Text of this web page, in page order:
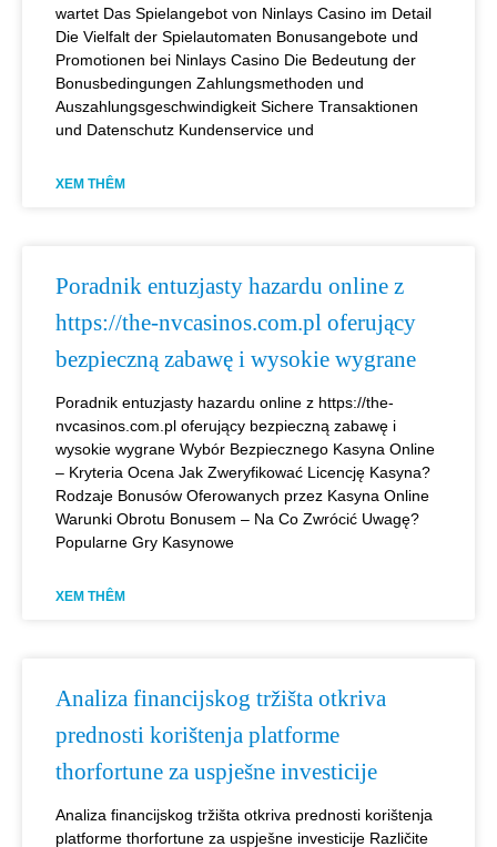
wartet Das Spielangebot von Ninlays Casino im Detail
Die Vielfalt der Spielautomaten Bonusangebote und
Promotionen bei Ninlays Casino Die Bedeutung der
Bonusbedingungen Zahlungsmethoden und
Auszahlungsgeschwindigkeit Sichere Transaktionen
und Datenschutz Kundenservice und
XEM THÊM
Poradnik entuzjasty hazardu online z
https://the-nvcasinos.com.pl oferujący
bezpieczną zabawę i wysokie wygrane
Poradnik entuzjasty hazardu online z https://the-
nvcasinos.com.pl oferujący bezpieczną zabawę i
wysokie wygrane Wybór Bezpiecznego Kasyna Online
– Kryteria Ocena Jak Zweryfikować Licencję Kasyna?
Rodzaje Bonusów Oferowanych przez Kasyna Online
Warunki Obrotu Bonusem – Na Co Zwrócić Uwagę?
Popularne Gry Kasynowe
XEM THÊM
Analiza financijskog tržišta otkriva
prednosti korištenja platforme
thorfortune za uspješne investicije
Analiza financijskog tržišta otkriva prednosti korištenja
platforme thorfortune za uspješne investicije Različite